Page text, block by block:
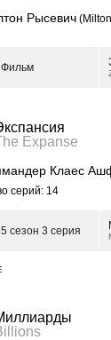
Рысевич
Фильм
Expanse
Клаес
серий: 14
5 сезон 3 серия